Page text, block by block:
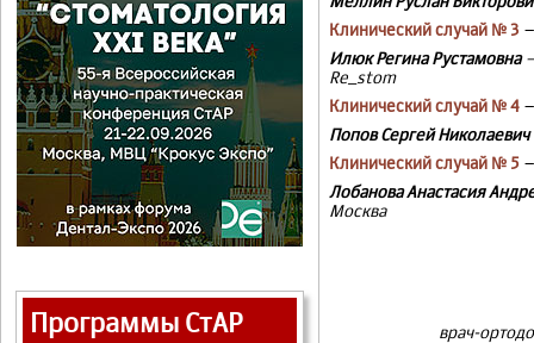
Программы СтАР
Клинический случай № 3
Илюк Регина Рустамовна–
Re_stom
Клинический случай № 4
Попов Сергей Николаевич
Клинический случай № 5
Лобанова Анастасия
Москва
врач-